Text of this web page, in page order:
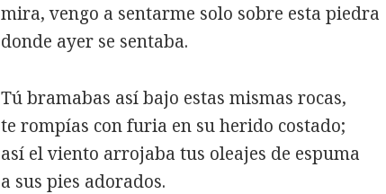
mira, vengo a sentarme solo sobre esta piedra
donde ayer se sentaba.
Tú bramabas así bajo estas mismas rocas,
te rompías con furia en su herido costado;
así el viento arrojaba tus oleajes de espuma
a sus pies adorados.